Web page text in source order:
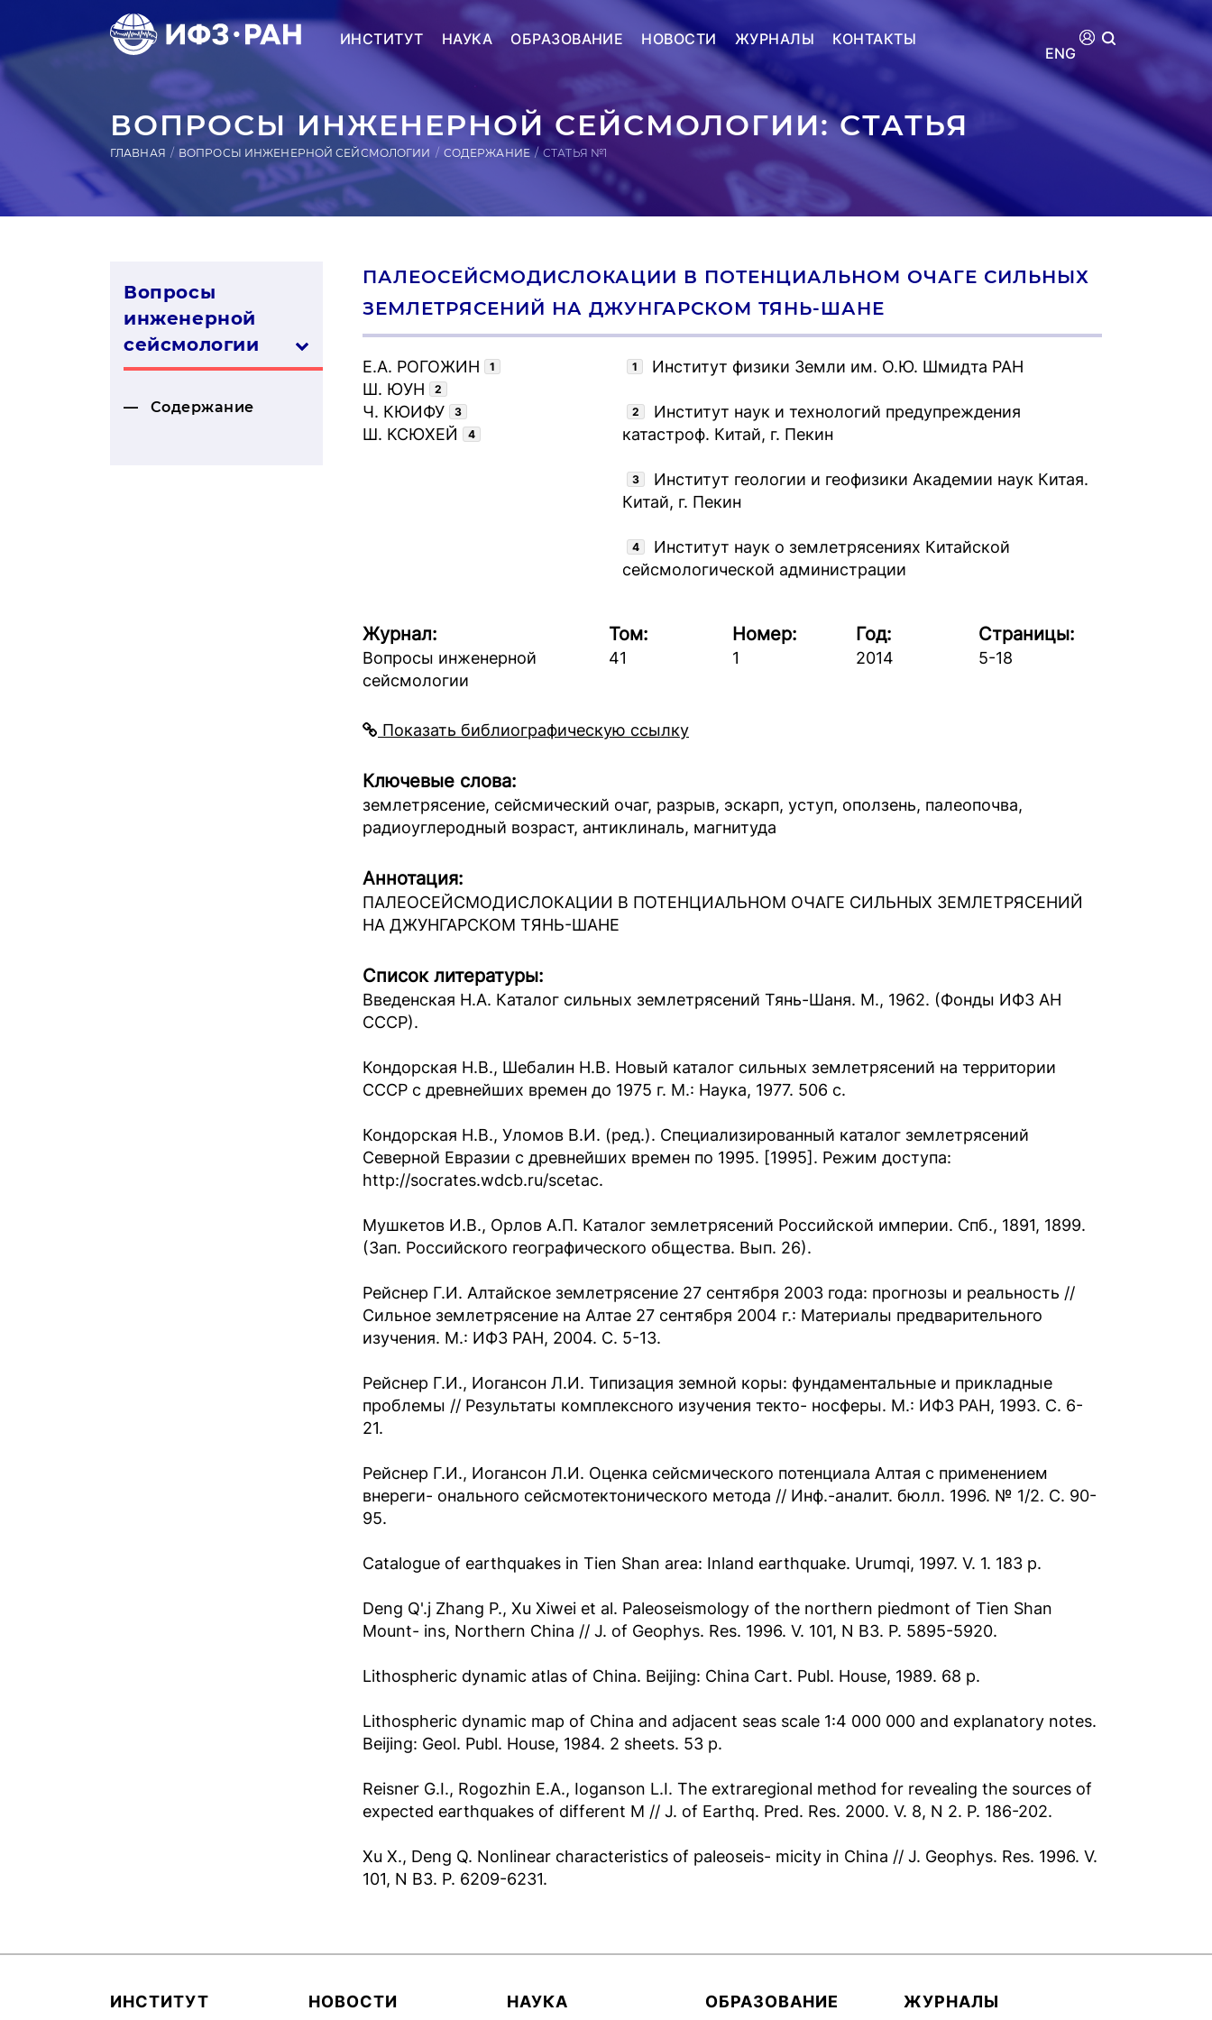
ИНСТИТУТ НАУКА ОБРАЗОВАНИЕ НОВОСТИ ЖУРНАЛЫ
КОНТАКТЫ
ENG
ВОПРОСЫ ИНЖЕНЕРНОЙ СЕЙСМОЛОГИИ: СТАТЬЯ
ГЛАВНАЯ ВОПРОСЫ ИНЖЕНЕРНОЙ СЕЙСМОЛОГИИ СОДЕРЖАНИЕ СТАТЬЯ №1
Вопросы
инженерной
сей­смо­логии
Содержание
ПАЛЕОСЕЙСМОДИСЛОКАЦИИ В ПОТЕНЦИАЛЬНОМ ОЧАГЕ СИЛЬНЫХ
ЗЕМЛЕТРЯСЕНИЙ НА ДЖУНГАРСКОМ ТЯНЬ-ШАНЕ
Е.А. РОГОЖИН 1
Ш. ЮУН 2
Ч. КЮИФУ 3
Ш. КСЮХЕЙ 4
1 Институт физики Земли им. О.Ю. Шмидта РАН
2
Институт наук и технологий предупреждения
катастроф. Китай, г. Пекин
3
Институт геологии и геофизики Академии наук Китая.
Китай, г. Пекин
4
Институт наук о землетрясениях Китайской
сейсмологической администрации
Журнал:
Вопросы инженерной
сейсмологии
Том:
41
Номер:
1
Год:
2014
Страницы:
5-18
Показать библиографическую ссылку
Ключевые слова:
землетрясение, сейсмический очаг, разрыв, эскарп, уступ, оползень, палеопочва,
радиоуглеродный возраст, антиклиналь, магнитуда
Аннотация:
ПАЛЕОСЕЙСМОДИСЛОКАЦИИ В ПОТЕНЦИАЛЬНОМ ОЧАГЕ СИЛЬНЫХ ЗЕМЛЕТРЯСЕНИЙ
НА ДЖУНГАРСКОМ ТЯНЬ-ШАНЕ
Список литературы:
Введенская Н.А. Каталог сильных землетрясений Тянь-Шаня. М., 1962. (Фонды ИФЗ АН
СССР).
Кондорская Н.В., Шебалин Н.В. Новый каталог сильных землетрясений на территории
СССР с древнейших времен до 1975 г. М.: Наука, 1977. 506 с.
Кондорская Н.В., Уломов В.И. (ред.). Специализированный каталог землетрясений
Северной Евразии с древнейших времен по 1995. [1995]. Режим доступа:
http://socrates.wdcb.ru/scetac.
Мушкетов И.В., Орлов А.П. Каталог землетрясений Российской империи. Спб., 1891, 1899.
(Зап. Российского географического общества. Вып. 26).
Рейснер Г.И. Алтайское землетрясение 27 сентября 2003 года: прогнозы и реальность //
Сильное землетрясение на Алтае 27 сентября 2004 г.: Материалы предварительного
изучения. М.: ИФЗ РАН, 2004. С. 5-13.
Рейснер Г.И., Иогансон Л.И. Типизация земной коры: фундаментальные и прикладные
проблемы // Результаты комплексного изучения текто- носферы. М.: ИФЗ РАН, 1993. С. 6-
21.
Рейснер Г.И., Иогансон Л.И. Оценка сейсмического потенциала Алтая с применением
внереги- онального сейсмотектонического метода // Инф.-аналит. бюлл. 1996. № 1/2. С. 90-
95.
Catalogue of earthquakes in Tien Shan area: Inland earthquake. Urumqi, 1997. V. 1. 183 p.
Deng Q'.j Zhang P., Xu Xiwei et al. Paleoseismology of the northern piedmont of Tien Shan
Mount- ins, Northern China // J. of Geophys. Res. 1996. V. 101, N B3. P. 5895-5920.
Lithospheric dynamic atlas of China. Beijing: China Cart. Publ. House, 1989. 68 p.
Lithospheric dynamic map of China and adjacent seas scale 1:4 000 000 and explanatory notes.
Beijing: Geol. Publ. House, 1984. 2 sheets. 53 p.
Reisner G.I., Rogozhin E.A., Ioganson L.I. The extraregional method for revealing the sources of
expected earthquakes of different M // J. of Earthq. Pred. Res. 2000. V. 8, N 2. P. 186-202.
Xu X., Deng Q. Nonlinear characteristics of paleoseis- micity in China // J. Geophys. Res. 1996. V.
101, N B3. P. 6209-6231.
ИНСТИТУТ НОВОСТИ НАУКА ОБРАЗОВАНИЕ ЖУРНАЛЫ